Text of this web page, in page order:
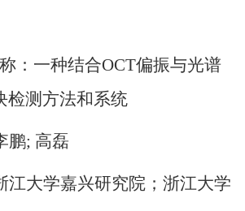
： 一种结合OCT偏振与光谱
检测方法和系统
鹏; 高磊
江大学嘉兴研究院 ； 浙江大学